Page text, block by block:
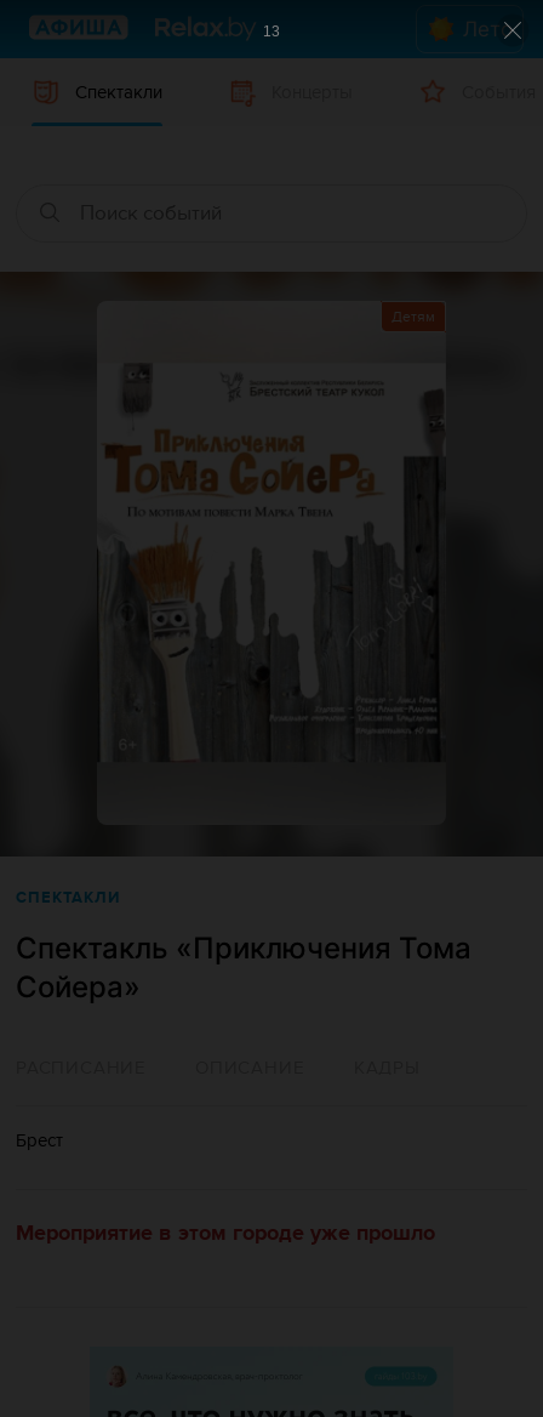
Лето
Спектакли
Детям
СПЕКТАКЛИ
Спектакль «Приключения Тома
Сойера»
Брест
Мероприятие в этом городе уже прошло
12